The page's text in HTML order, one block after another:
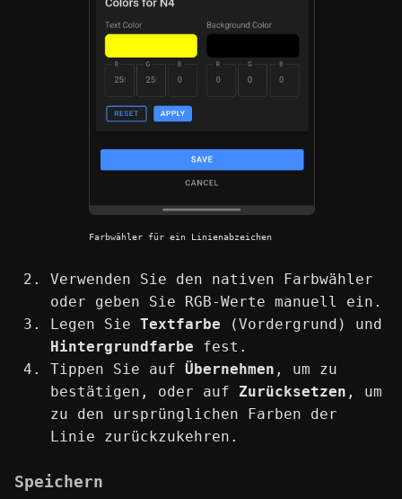
Farbwähler für ein Linienabzeichen
Verwenden Sie den nativen Farbwähler
oder geben Sie RGB-Werte manuell ein.
Legen Sie Textfarbe (Vordergrund) und
Hintergrundfarbe fest.
Tippen Sie auf Übernehmen , um zu
bestätigen, oder auf Zurücksetzen , um
zu den ursprünglichen Farben der
Linie zurückzukehren.
Speichern